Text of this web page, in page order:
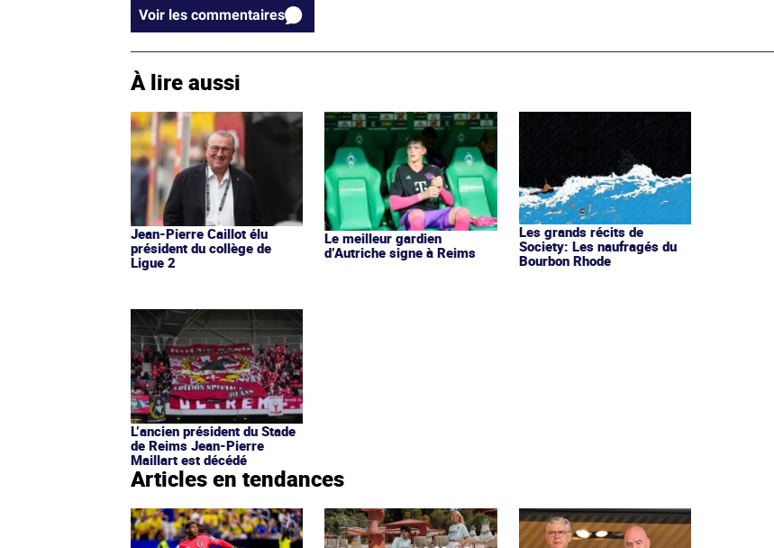
Voir les commentaires
À lire aussi
Jean-Pierre Caillot élu
président du collège de
Ligue 2
Le meilleur gardien
d’Autriche signe à Reims
Les grands récits de
Society: Les naufragés du
Bourbon Rhode
L’ancien président du Stade
de Reims Jean-Pierre
Maillart est décédé
Articles en tendances